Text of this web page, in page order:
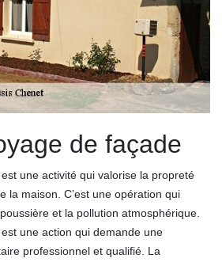
de façade
une activité qui valorise la propreté
la maison. C’est une opération qui
et la pollution atmosphérique.
une action qui demande une
professionnel et qualifié. La